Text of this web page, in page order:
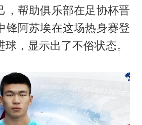
，帮助俱乐部在足协杯晋
锋阿苏埃在这场热身赛登
，显示出了不俗状态。